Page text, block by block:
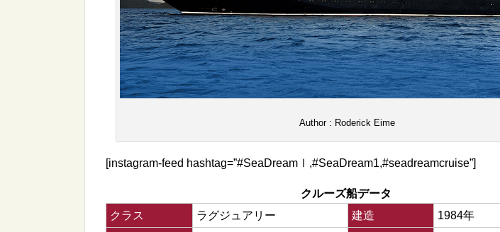
Author : Roderick Eime
[instagram-feed hashtag=”#SeaDreamⅠ,#SeaDream1,#seadreamcruise”]
クルーズ船データ
クラス
ラグジュアリー 建造
1984年